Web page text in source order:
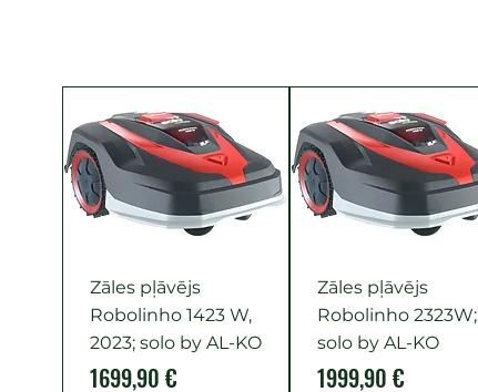
Zāles pļāvējs
Robolinho 1423 W,
2023; solo by AL-KO
Cena
1699,90 €
Zāles pļāvējs
Robolinho 2323W;
solo by AL-KO
Cena
1999,90 €